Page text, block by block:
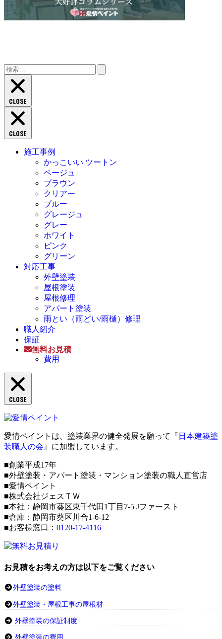
検
索:
CLOSE
CLOSE
施工事例
かっこいい ツートン
ベージュ
ブラウン
クリアー
ブルー
グレージュ
グレー
ホワイト
ピンク
グリーン
対応工事
外壁塗装
屋根塗装
屋根修理
アパート塗装
雨とい（雨どい/雨樋）修理
職人紹介
保証
無料お見積
費用
CLOSE
愛情ペイントは、塗装業界の健全発展を願って『 日本建築塗
装職人の会 』に加盟しています。
■創業平成17年
■外壁塗装・アパート塗装・マンション塗装の職人直営店
■愛情ペイント
■株式会社ジェスＴＷ
■本社：静岡市葵区東千代田1丁目7-5 Jファースト
■倉庫：静岡市葵区川合1-6-12
■お客様窓口： 0120-17-4116
お見積をお考えの方は以下をご覧ください
外壁塗装の塗料
外壁塗装・屋根工事の屋根材
外壁塗装の保証制度
外壁塗装の費用